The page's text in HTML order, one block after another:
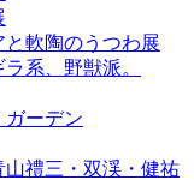
軟陶のうつわ展
系、野獣派。
ガーデン
禮三・双渓・健祐